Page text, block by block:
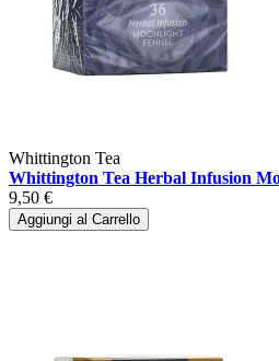
Whittington Tea
Whittington Tea Herbal Infusion
9,50 €
Aggiungi al Carrello